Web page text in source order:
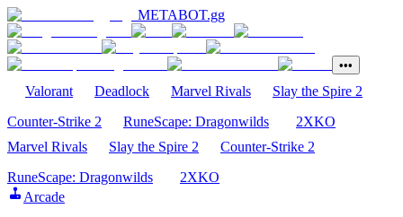
METABOT.gg
•••
Valorant Deadlock Marvel Rivals
Slay the Spire 2
Counter-Strike 2
RuneScape: Dragonwilds
2XKO
Marvel Rivals
Slay the Spire 2
Counter-Strike 2
RuneScape: Dragonwilds
2XKO
Arcade